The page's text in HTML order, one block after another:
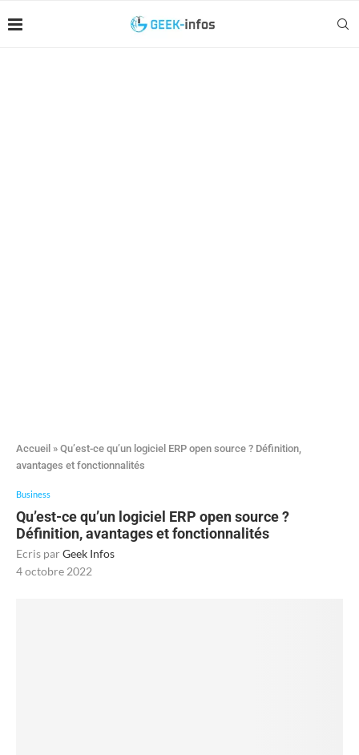
Accueil » Qu’est-ce qu’un logiciel ERP open source ? Définition,
avantages et fonctionnalités
Business
Qu’est-ce qu’un logiciel ERP open source ?
Définition, avantages et fonctionnalités
Ecris par Geek Infos
4 octobre 2022